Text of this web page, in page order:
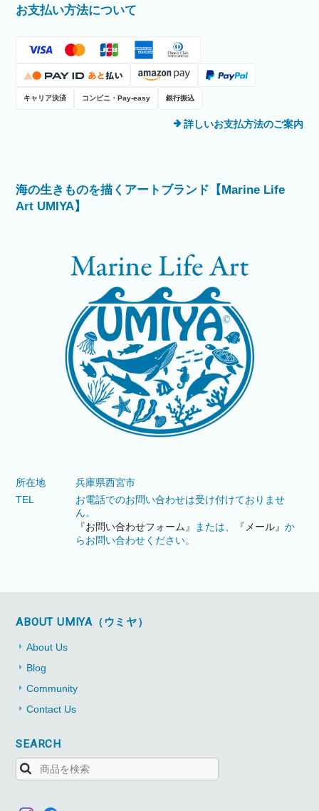
お支払い方法について
キャリア決済 コンビニ・Pay-easy 銀行振込
詳しいお支払方法のご案内
海の生きものを描くアートブランド【Marine Life
Art UMIYA】
所在地
兵庫県西宮市
TEL
お電話でのお問い合わせは受け付けておりませ
ん。
『お問い合わせフォーム』 または、 『メール』か
らお問い合わせください。
ABOUT UMIYA（ウミヤ）
About Us
Blog
Community
Contact Us
SEARCH